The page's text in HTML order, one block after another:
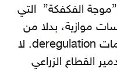
الفكفكة” التي
موازية، بدلا من
تسهيل الأنظمة وتيسير التعليمات deregulation. لا
القطاع الزراعي